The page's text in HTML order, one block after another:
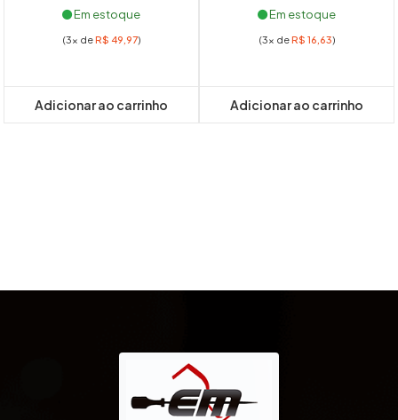
Em estoque
(3x deR$ 49,97)
Adicionar ao carrinho
Em estoque
(3x deR$ 16,63)
Adicionar ao carrinho